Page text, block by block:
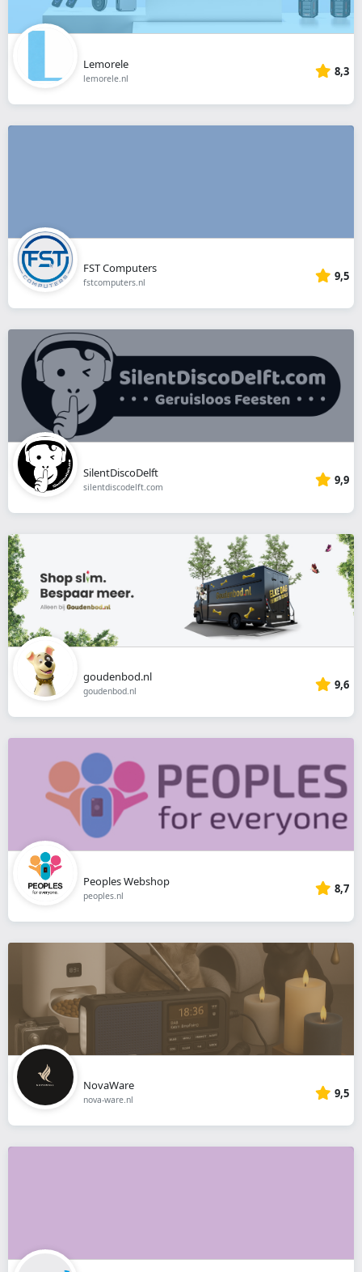
Lemorele
lemorele.nl 8,3
FST Computers
fstcomputers.nl 9,5
SilentDiscoDelft
silentdiscodelft.com 9,9
goudenbod.nl
goudenbod.nl 9,6
Peoples Webshop
peoples.nl 8,7
NovaWare
nova-ware.nl 9,5